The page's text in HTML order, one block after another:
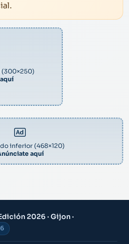
inferior (468×120)
aquí
2026 · Gijon ·